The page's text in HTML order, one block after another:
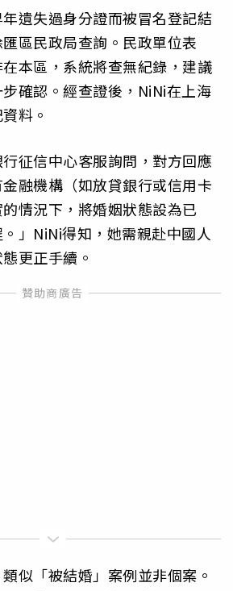
遺失過身分證而被冒名登記結
區民政局查詢。民政單位表
本區，系統將查無紀錄，建議
確認。經查證後，NiNi在上海
料。
征信中心客服詢問，對方回應
融機構（如放貸銀行或信用卡
情況下，將婚姻狀態設為已
」NiNi得知，她需親赴中國人
更正手續。
似「被結婚」案例並非個案。